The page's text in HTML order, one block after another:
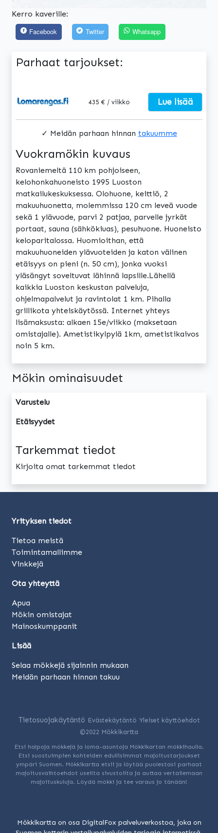
Kerro kaverille:
Facebook
Twitter Whatsapp
Parhaat tarjoukset:
435 € / viikko Lue lisää
✓ Meidän parhaan hinnan takuumme
Vuokramökin kuvaus
Rovaniemeltä 110 km pohjoiseen,
kelohonkahuoneisto 1995 Luoston
matkailukeskuksessa. Olohuone, keittiö, 2
makuuhuonetta, molemmissa 120 cm leveä vuode
sekä 1 ylävuode, parvi 2 patjaa, parvelle jyrkät
portaat, sauna (sähkökiuas), pesuhuone. Huoneisto
keloparitalossa. Huomioithan, että
makuuhuoneiden ylävuoteiden ja katon välinen
etäisyys on pieni (n. 50 cm), jonka vuoksi
yläsängyt soveltuvat lähinnä lapsille.Lähellä
kaikkia Luoston keskustan palveluja,
ohjelmapalvelut ja ravintolat 1 km. Pihalla
grillikota yhteiskäytössä. Internet yhteys
lisämaksusta: alkaen 15e/viikko (maksetaan
omistajalle). Ametistikylpylä 1km, ametistikaivos
noin 5 km.
Mökin ominaisuudet
Varustelu
Etäisyydet
Tarkemmat tiedot
Kirjoita omat tarkemmat tiedot
Yrityksen tiedot
Tietoa meistä
Toimintamallimme
Vinkkejä
Ota yhteyttä
Apua
Mökin omistajat
Mainoskumppanit
Lisää
Selaa mökkejä sijainnin mukaan
Meidän parhaan hinnan takuu
Tietosuojakäytäntö Evästekäytäntö Yleiset käyttöehdot
©2022 Mökkikartta
Etsi halpoja mökkejä ja loma-asuntoja Mökkikartan mökkihaulla.
Etsi suostuimpien kohteiden edullisimmat majoitustarjoukset
ympäri Suomen. Mökkikartta etsii ja löytää puolestasi parhaat
majoitusvaihtoehdot useilta sivustoilta ja auttaa vertailemaan
majoituskuluja. Löydä mökki ja tee varaus jo tänään!
Mökkikartta on osa DigitalFox palveluverkostoa, joka on